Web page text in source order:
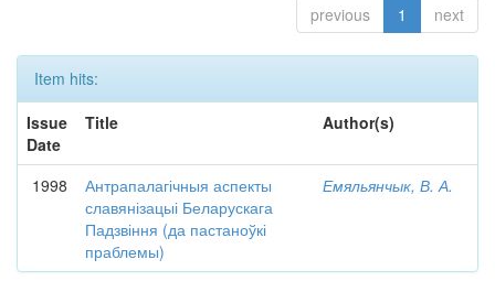
previous 1 next
Item hits:
Issue
Date
Title Author(s)
1998
Антрапалагічныя аспекты
славянізацыі Беларускага
Падзвіння (да пастаноўкі
праблемы)
Емяльянчык, В. А.